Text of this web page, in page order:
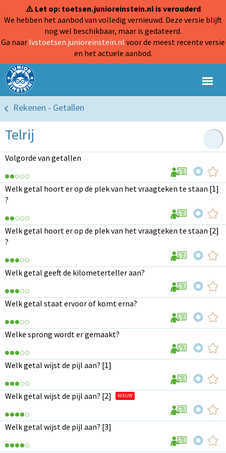
⚠️ Let op: toetsen.junioreinstein.nl is verouderd
We hebben het aanbod van volledig vernieuwd. Deze versie blijft
nog wel beschikbaar, maar is gedateerd.
Ga naar lvstoetsen.junioreinstein.nl voor de meest recente versie
en het actuele aanbod.
Rekenen - Getallen
Telrij
Volgorde van getallen
Welk getal hoort er op de plek van het vraagteken te staan [1]
?
Welk getal hoort er op de plek van het vraagteken te staan [2]
?
Welk getal geeft de kilometerteller aan?
Welk getal staat ervoor of komt erna?
Welke sprong wordt er gemaakt?
Welk getal wijst de pijl aan? [1]
Welk getal wijst de pijl aan? [2] NIEUW
Welk getal wijst de pijl aan? [3]